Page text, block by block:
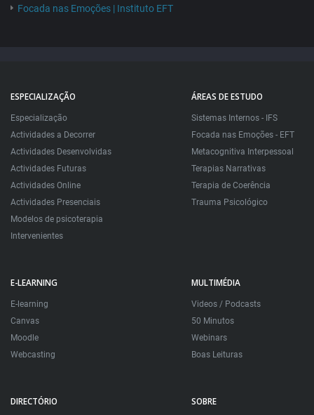
Focada nas Emoções | Instituto EFT
ESPECIALIZAÇÃO
Especialização
Actividades a Decorrer
Actividades Desenvolvidas
Actividades Futuras
Actividades Online
Actividades Presenciais
Modelos de psicoterapia
Intervenientes
ÁREAS DE ESTUDO
Sistemas Internos - IFS
Focada nas Emoções - EFT
Metacognitiva Interpessoal
Terapias Narrativas
Terapia de Coerência
Trauma Psicológico
E-LEARNING
E-learning
Canvas
Moodle
Webcasting
MULTIMÉDIA
Videos / Podcasts
50 Minutos
Webinars
Boas Leituras
DIRECTÓRIO SOBRE